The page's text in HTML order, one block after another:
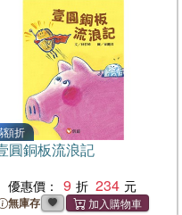
額折
圓銅板流浪記
優惠價： 9 234
無庫存